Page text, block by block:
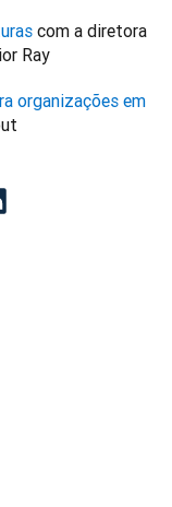
com a diretora
Ray
organizações em